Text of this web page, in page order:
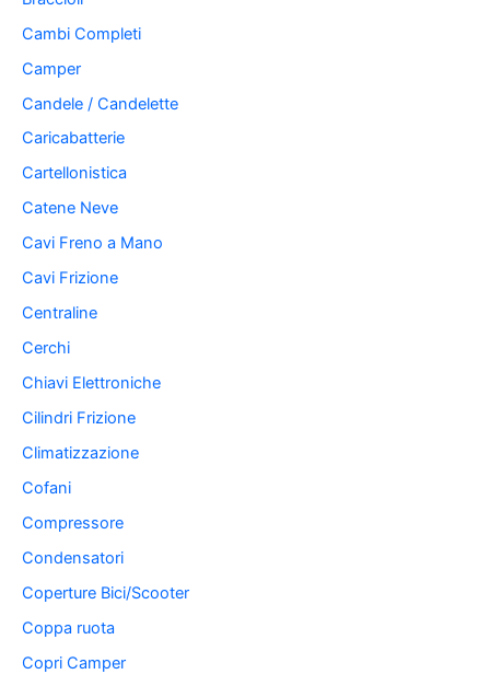
Cambi Completi
Camper
Candele / Candelette
Caricabatterie
Cartellonistica
Catene Neve
Cavi Freno a Mano
Cavi Frizione
Centraline
Cerchi
Chiavi Elettroniche
Cilindri Frizione
Climatizzazione
Cofani
Compressore
Condensatori
Coperture Bici/Scooter
Coppa ruota
Copri Camper